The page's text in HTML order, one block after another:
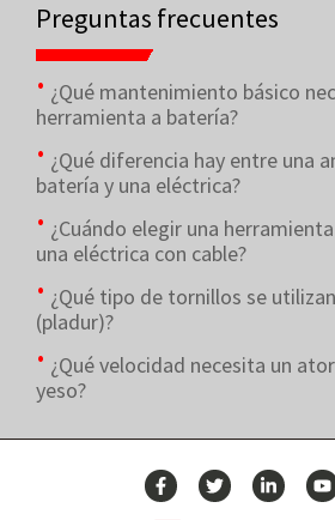
Preguntas frecuentes
¿Qué mantenimiento básico
herramienta a batería?
¿Qué diferencia hay entre una
batería y una eléctrica?
¿Cuándo elegir una
una eléctrica con cable?
¿Qué tipo de tornillos se
(pladur)?
¿Qué velocidad necesita un
yeso?